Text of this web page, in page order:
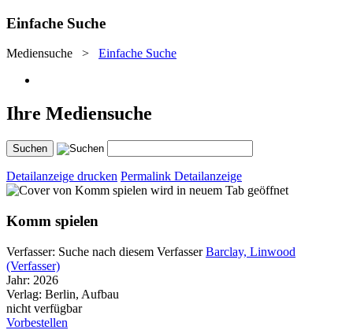
Einfache Suche
Mediensuche > Einfache Suche
Ihre Mediensuche
Detailanzeige drucken Permalink Detailanzeige
wird in neuem Tab geöffnet
Komm spielen
Verfasser: Suche nach diesem Verfasser Barclay, Linwood
(Verfasser)
Jahr: 2026
Verlag: Berlin, Aufbau
nicht verfügbar
Vorbestellen